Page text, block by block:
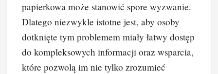
papierkowa może stanowić spore wyzwanie.
Dlatego niezwykle istotne jest, aby osoby
dotknięte tym problemem miały łatwy dostęp
do kompleksowych informacji oraz wsparcia,
które pozwolą im nie tylko zrozumieć